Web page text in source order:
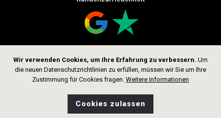
Wir verwenden Cookies, um Ihre Erfahrung zu verbessern. Um
die neuen Datenschutzrichtlinien zu erfüllen, müssen wir Sie um Ihre
Zustimmung für Cookies fragen. Weitere Informationen
Cookies zulassen
Folge uns
Suche Shop Wunschliste